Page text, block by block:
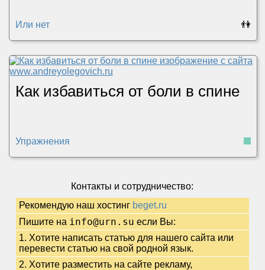
Или нет 👫
Как избавиться от боли в спине
Упражнения
Контакты и сотрудничество:
Рекомендую наш хостинг beget.ru
Пишите на info@urn.su если Вы:
1. Хотите написать статью для нашего сайта или
перевести статью на свой родной язык.
2. Хотите разместить на сайте рекламу,